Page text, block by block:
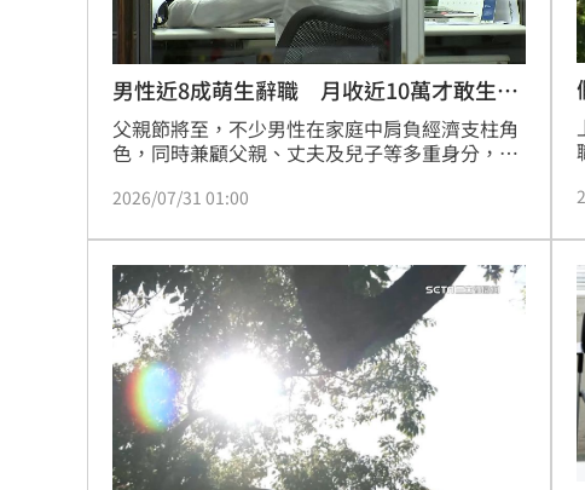
泰國校園槍擊案增至9死 12歲女童不治
蔣市政一團糟？活動背板誤植HappiMess
飛機餐1果汁爆廁所之亂 醫：3類人勿亂喝
獨／田路路突改口找楊光友 許常德爆內幕
亨特認特權 哽咽談父拜登癌症轉移到骨頭
白海豚發威！宜蘭強風磁磚砸、樹倒 22:31
白海豚外圍雨帶特別紮實 鄭明典：別出門
有片／貴州通天河「爆乳正妹伴漂」價碼曝
慈濟買BNT遭詐 網朝聖郭董大小姐貼文
男性近8成萌生辭職 月收近10萬才敢生1
孩
父親節將至，不少男性在家庭中肩負經濟支柱角
色，同時兼顧父親、丈夫及兒子等多重身分，在
公布「2026職場男性壓力調查」顯示，高達
幾乎天天都想辭職；另有82.2%坦言工作壓力已
影響生活品質，反映職場男性正面臨前所未有的
壓力。
2026/07/31 01:00